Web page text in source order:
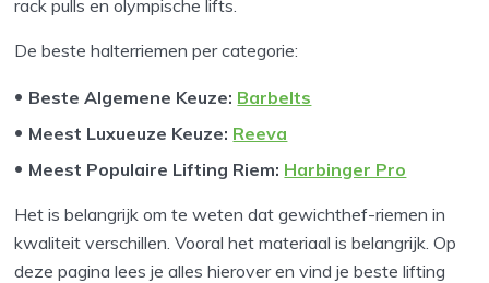
rack pulls en olympische lifts.
De beste halterriemen per categorie:
Beste Algemene Keuze: Barbelts
Meest Luxueuze Keuze: Reeva
Meest Populaire Lifting Riem: Harbinger Pro
Het is belangrijk om te weten dat gewichthef-riemen in
kwaliteit verschillen. Vooral het materiaal is belangrijk. Op
deze pagina lees je alles hierover en vind je beste lifting